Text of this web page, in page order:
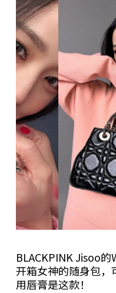
n
t
e
n
BLACKPINK Jisoo
开箱女神的随身包，
用唇膏是这款！